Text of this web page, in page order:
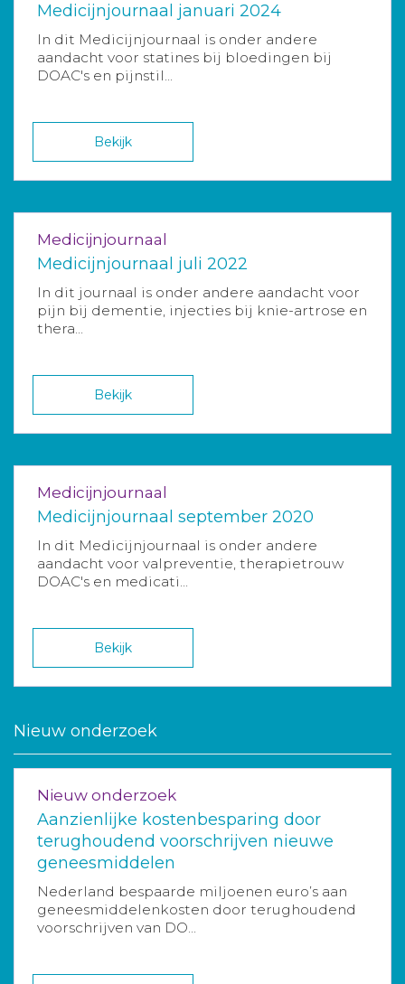
Medicijnjournaal januari 2024
In dit Medicijnjournaal is onder andere
aandacht voor statines bij bloedingen bij
DOAC's en pijnstil...
Bekijk
Medicijnjournaal
Medicijnjournaal juli 2022
In dit journaal is onder andere aandacht voor
pijn bij dementie, injecties bij knie-artrose en
thera...
Bekijk
Medicijnjournaal
Medicijnjournaal september 2020
In dit Medicijnjournaal is onder andere
aandacht voor valpreventie, therapietrouw
DOAC's en medicati...
Bekijk
Nieuw onderzoek
Nieuw onderzoek
Aanzienlijke kostenbesparing door
terughoudend voorschrijven nieuwe
geneesmiddelen
Nederland bespaarde miljoenen euro’s aan
geneesmiddelenkosten door terughoudend
voorschrijven van DO...